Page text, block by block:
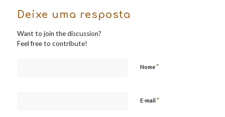
Deixe uma resposta
Want to join the discussion?
Feel free to contribute!
Nome*
E-mail*